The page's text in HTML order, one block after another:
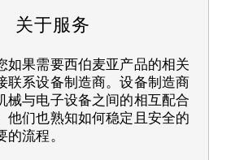
关于服务
如果需要西伯麦亚产品的相关
联系设备制造商。设备制造商
械与电子设备之间的相互配合
他们也熟知如何稳定且安全的
流程。